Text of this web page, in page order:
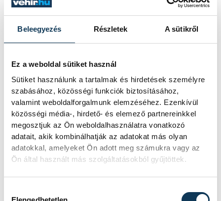
Beleegyezés Részletek A sütikről
Ez a weboldal sütiket használ
Sütiket használunk a tartalmak és hirdetések személyre
szabásához, közösségi funkciók biztosításához,
valamint weboldalforgalmunk elemzéséhez. Ezenkívül
közösségi média-, hirdető- és elemező partnereinkkel
megosztjuk az Ön weboldalhasználatra vonatkozó
adatait, akik kombinálhatják az adatokat más olyan
adatokkal, amelyeket Ön adott meg számukra vagy az
Ön által használt más szolgáltatásokból gyűjtöttek.
Fotó: MTI/Illyés Tibor